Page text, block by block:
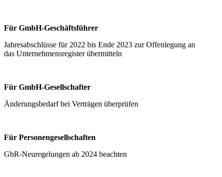
Für GmbH-Geschäftsführer
Jahresabschlüsse für 2022 bis Ende 2023 zur Offenlegung an
das Unternehmensregister übermitteln
Für GmbH-Gesellschafter
Änderungsbedarf bei Verträgen überprüfen
Für Personengesellschaften
GbR-Neuregelungen ab 2024 beachten